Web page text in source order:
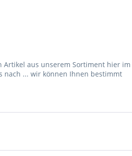
aus unserem Sortiment hier im
nach ... wir können Ihnen bestimmt